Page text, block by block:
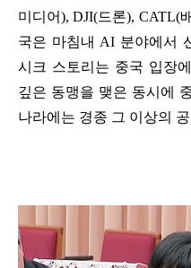
미디어), DJI(드론), CATL(
국은 마침내 AI 분야에서
시크 스토리는 중국 입장
깊은 동맹을 맺은 동시에
나라에는 경종 그 이상의